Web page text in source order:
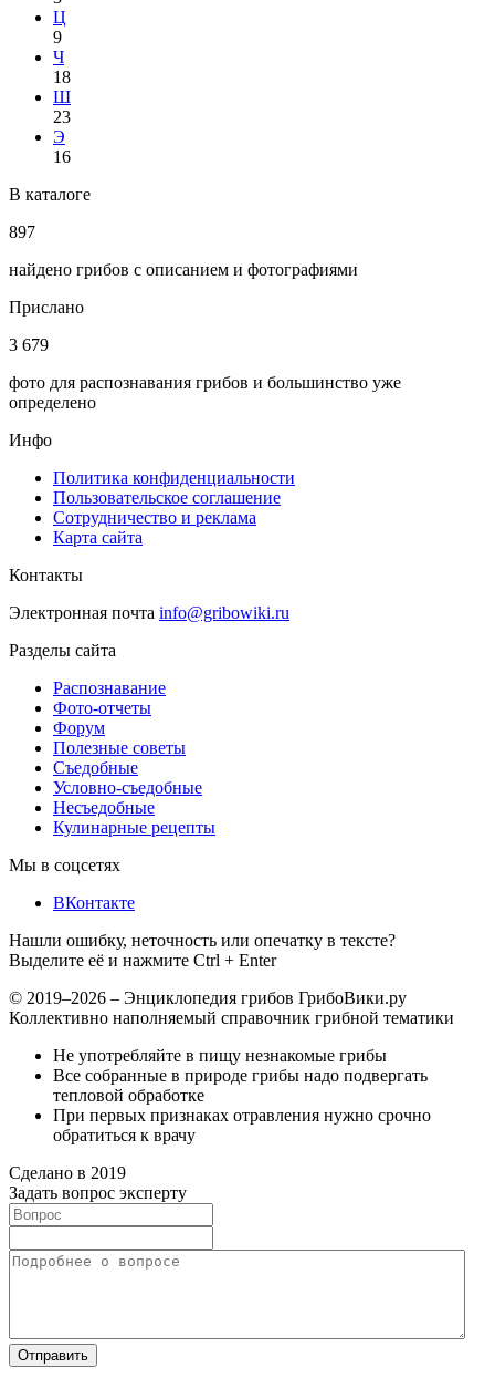
Ц
9
Ч
18
Ш
23
Э
16
В каталоге
897
найдено грибов с описанием и фотографиями
Прислано
3 679
фото для распознавания грибов и большинство уже
определено
Инфо
Политика конфиденциальности
Пользовательское соглашение
Сотрудничество и реклама
Карта сайта
Контакты
Электронная почта info@gribowiki.ru
Разделы сайта
Распознавание
Фото-отчеты
Форум
Полезные советы
Съедобные
Условно-съедобные
Несъедобные
Кулинарные рецепты
Мы в соцсетях
ВКонтакте
Нашли ошибку, неточность или опечатку в тексте?
Выделите её и нажмите Ctrl + Enter
© 2019–2026 – Энциклопедия грибов ГрибоВики.ру
Коллективно наполняемый справочник грибной тематики
Не употребляйте в пищу незнакомые грибы
Все собранные в природе грибы надо подвергать
тепловой обработке
При первых признаках отравления нужно срочно
обратиться к врачу
Сделано в 2019
Задать вопрос эксперту